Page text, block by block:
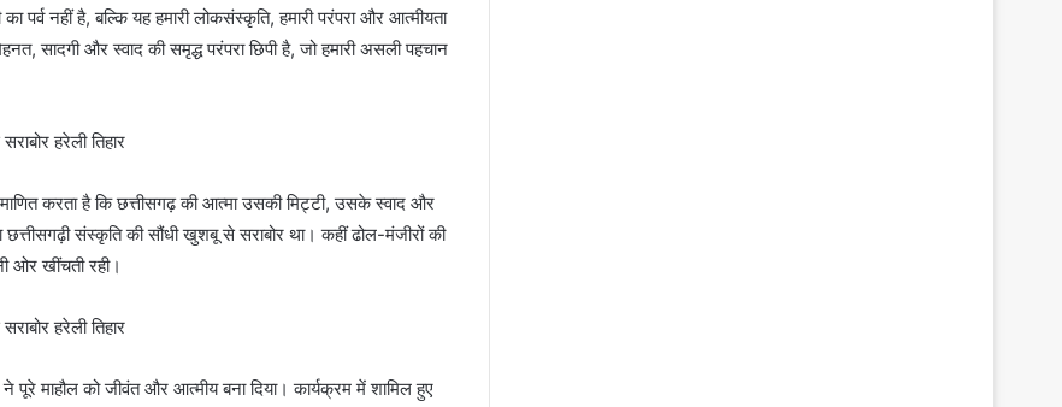
पर्व नहीं है, बल्कि यह हमारी लोकसंस्कृति, हमारी परंपरा और आत्मीयता
सादगी और स्वाद की समृद्ध परंपरा छिपी है, जो हमारी असली पहचान
करता है कि छत्तीसगढ़ की आत्मा उसकी मिट्टी, उसके स्वाद और
संस्कृति की सौंधी खुशबू से सराबोर था। कहीं ढोल-मंजीरों की
ओर खींचती रही।
माहौल को जीवंत और आत्मीय बना दिया। कार्यक्रम में शामिल हुए